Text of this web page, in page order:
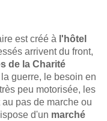
est créé à l'hôtel
arrivent du front,
de la Charité
guerre, le besoin en
peu motorisée, les
pas de marche ou
d'un marché